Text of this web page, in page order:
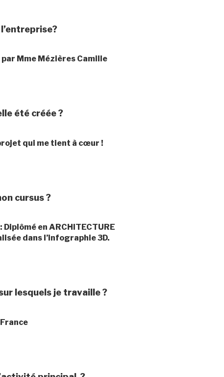
Mme Mézières Camille
été créée ?
qui me tient à cœur !
cursus ?
en ARCHITECTURE
dans l’infographie 3D.
lesquels je travaille ?